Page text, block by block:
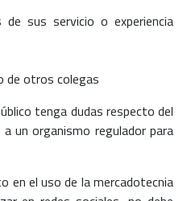
de sus servicio o experiencia
de otros colegas
tenga dudas respecto del
un organismo regulador para
en el uso de la mercadotecnia